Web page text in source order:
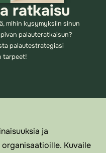
ratkaisu
mihin kysymyksiin sinun
palauteratkaisun?
palautestrategiasi
tarpeet!
ja
Kuvaile